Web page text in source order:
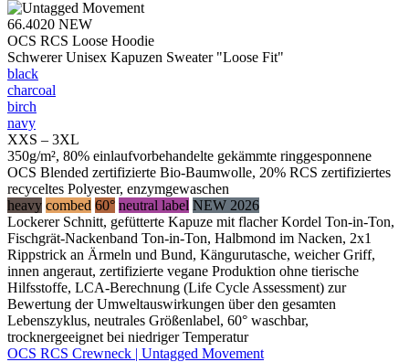
66.4020 NEW
OCS RCS Loose Hoodie
Schwerer Unisex Kapuzen Sweater "Loose Fit"
black
charcoal
birch
navy
XXS – 3XL
350g/m², 80% einlaufvorbehandelte gekämmte ringgesponnene
OCS Blended zertifizierte Bio-Baumwolle, 20% RCS zertifiziertes
recyceltes Polyester, enzymgewaschen
heavy combed 60° neutral label NEW 2026
Lockerer Schnitt, gefütterte Kapuze mit flacher Kordel Ton-in-Ton,
Fischgrät-Nackenband Ton-in-Ton, Halbmond im Nacken, 2x1
Rippstrick an Ärmeln und Bund, Kängurutasche, weicher Griff,
innen angeraut, zertifizierte vegane Produktion ohne tierische
Hilfsstoffe, LCA-Berechnung (Life Cycle Assessment) zur
Bewertung der Umweltauswirkungen über den gesamten
Lebenszyklus, neutrales Größenlabel, 60° waschbar,
trocknergeeignet bei niedriger Temperatur
OCS RCS Crewneck | Untagged Movement